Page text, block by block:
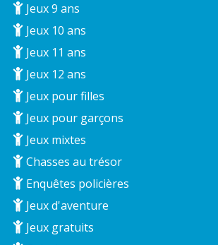
Jeux 9 ans
Jeux 10 ans
Jeux 11 ans
Jeux 12 ans
Jeux pour filles
Jeux pour garçons
Jeux mixtes
Chasses au trésor
Enquêtes policières
Jeux d'aventure
Jeux gratuits